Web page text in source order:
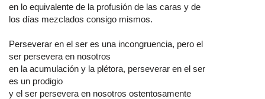
en lo equivalente de la profusión de las caras y de
los días mezclados consigo mismos.
Perseverar en el ser es una incongruencia, pero el
ser persevera en nosotros
en la acumulación y la plétora, perseverar en el ser
es un prodigio
y el ser persevera en nosotros ostentosamente